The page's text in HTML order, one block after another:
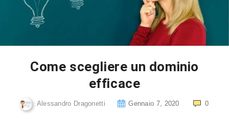
Come scegliere un dominio
efficace
Alessandro Dragonetti Gennaio 7, 2020 0